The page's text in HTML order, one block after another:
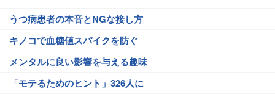
うつ病患者の本音とNGな接し方
キノコで血糖値スパイクを防ぐ
メンタルに良い影響を与える趣味
「モテるためのヒント」326人に